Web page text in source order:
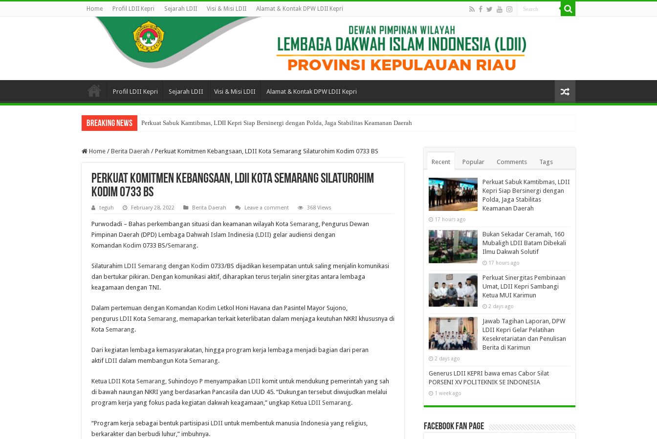
Home Profil LDII Kepri Sejarah LDII Visi & Misi LDII Alamat & Kontak DPW LDII Kepri
Profil LDII Kepri Sejarah LDII Visi & Misi LDII Alamat & Kontak DPW LDII Kepri
Breaking News Perkuat Sabuk Kamtibmas, LDII Kepri Siap Bersinergi dengan Polda, Jaga Stabilitas Keamanan Daerah
Home / Berita Daerah / Perkuat Komitmen Kebangsaan, LDII Kota Semarang Silaturohim Kodim 0733 BS
Perkuat Komitmen Kebangsaan, LDII Kota Semarang Silaturohim
Kodim 0733 BS
teguh February 28, 2022 Berita Daerah Leave a comment 368 Views
Purwodadi – Bahas perkembangan situasi dan keamanan wilayah Kota Semarang , Pengurus Dewan
Pimpinan Daerah (DPD) Lembaga Dahwah Islam Indinesia (LDII) gelar audiensi dengan
Komandan Kodim 0733 BS/Semarang.
Silaturahim LDII Semarang dengan Kodim 0733/BS dijadikan kesempatan untuk saling menjalin komunikasi
dan bertukar pikiran. Dengan komunikasi aktif, diharapkan terus terjalin sinergitas antara lembaga
keagamaan dengan TNI.
Dalam pertemuan dengan Komandan Kodim Letkol Honi Havana dan Pasintel Mayor Sujono,
pengurus LDII Kota Semarang , memaparkan terkait keterlibatan dalam menjaga keutuhan NKRI khususnya di
Kota Semarang.
Dari kegiatan lembaga kemasyarakatan, hingga program kerja lembaga menjadi bagian dari peran
aktif LDII dalam membangun Kota Semarang.
Ketua LDII Kota Semarang , Suhindoyo P menyampaikan LDII komit untuk mendukung pemerintah yang sah
di bawah naungan NKRI yang berdasarkan Pancasila dan UUD 45. “Dukungan tersebut diwujudkan melalui
program kerja yang fokus pada kegiatan dakwah keagamaan,” ungkap Ketua LDII Semarang.
“Program kerja sebagai bentuk partisipasi LDII untuk membentuk manusia Indonesia yang religius,
berkarakter dan berbudi luhur,” imbuhnya.
Recent Popular Comments Tags
Perkuat Sabuk Kamtibmas, LDII
Kepri Siap Bersinergi dengan
Polda, Jaga Stabilitas
Keamanan Daerah
17 hours ago
Bukan Sekadar Ceramah, 160
Mubaligh LDII Batam Dibekali
Ilmu Dakwah Solutif
17 hours ago
Perkuat Sinergitas Pembinaan
Umat, LDII Kepri Sambangi
Ketua MUI Karimun
2 days ago
Jawab Tagihan Laporan, DPW
LDII Kepri Gelar Pelatihan
Kesekretariatan dan Penulisan
Berita di Karimun
2 days ago
Generus LDII KEPRI bawa emas Cabor Silat
PORSENI XV POLITEKNIK SE INDONESIA
1 week ago
Facebook Fan Page